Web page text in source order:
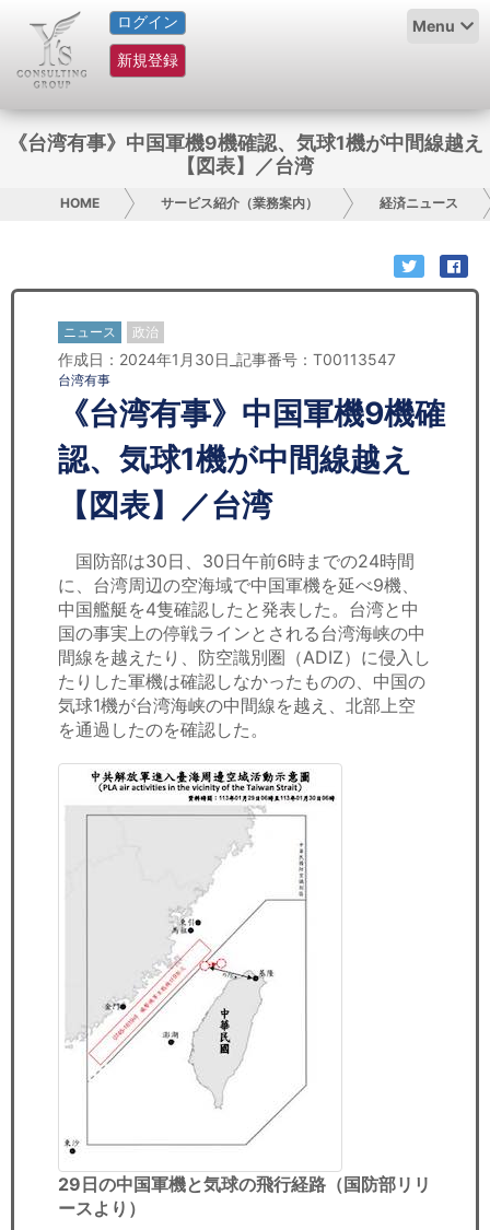
ログイン
新規登録
Menu
HOME
サービス紹介
コラム
お問い合わせ
日本人にPR
コンサルティング
リサーチ
セミナー
労務顧問
ＩＴ
飲食店情報
《台湾有事》中国軍機9機確認、気球1機が中間線越え
【図表】／台湾
HOME サービス紹介（業務案内） 経済ニュース
ニュース 政治
作成日：2024年1月30日_記事番号：T00113547
台湾有事
《台湾有事》中国軍機9機確
認、気球1機が中間線越え
【図表】／台湾
国防部は30日、30日午前6時までの24時間
に、台湾周辺の空海域で中国軍機を延べ9機、
中国艦艇を4隻確認したと発表した。台湾と中
国の事実上の停戦ラインとされる台湾海峡の中
間線を越えたり、防空識別圏（ADIZ）に侵入し
たりした軍機は確認しなかったものの、中国の
気球1機が台湾海峡の中間線を越え、北部上空
を通過したのを確認した。
29日の中国軍機と気球の飛行経路（国防部リリ
ースより）